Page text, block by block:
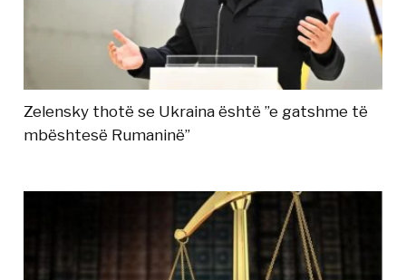
Zelensky thotë se Ukraina është ”e gatshme të
mbështesë Rumaninë”